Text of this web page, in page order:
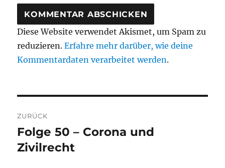
Diese Website verwendet Akismet, um Spam zu
reduzieren.Erfahre mehr darüber, wie deine
Kommentardaten verarbeitet werden.
ZURÜCK
Vorheriger
Beitrag:
Folge 50 – Corona und
Zivilrecht